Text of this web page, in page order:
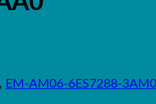
, EM-AM06-6ES7288-